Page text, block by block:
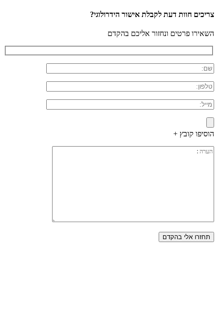
צריכים חוות דעת לקבלת אישור הידרולוגי?
השאירו פרטים ונחזור אליכם בהקדם
הוסיפו קובץ +